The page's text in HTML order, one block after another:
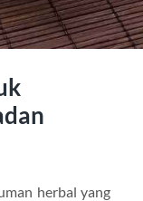
herbal yang